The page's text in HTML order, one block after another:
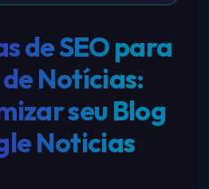
de SEO para
Notícias:
seu Blog
Noticias